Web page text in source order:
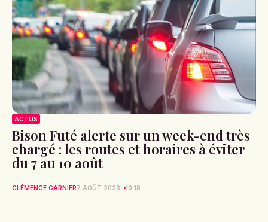
ACTUS
Bison Futé alerte sur un week-end très
chargé : les routes et horaires à éviter
du 7 au 10 août
CLÉMENCE GARNIER7 AOÛT 2026 10:18